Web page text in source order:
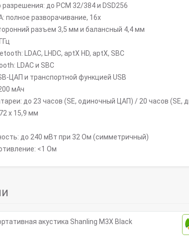
до PCM 32/384 и DSD256
полное разворачивание, 16x
разъем 3,5 мм и балансный 4,4 мм
LDAC, LHDC, aptX HD, aptX, SBC
LDAC и SBC
ЦАП и транспортной функцией USB
мАч
до 23 часов (SE, одиночный ЦАП) / 20 часов (SE,
x 15,9 мм
до 240 мВт при 32 Ом (симметричный)
<1 Ом
акустика Shanling M3X Black